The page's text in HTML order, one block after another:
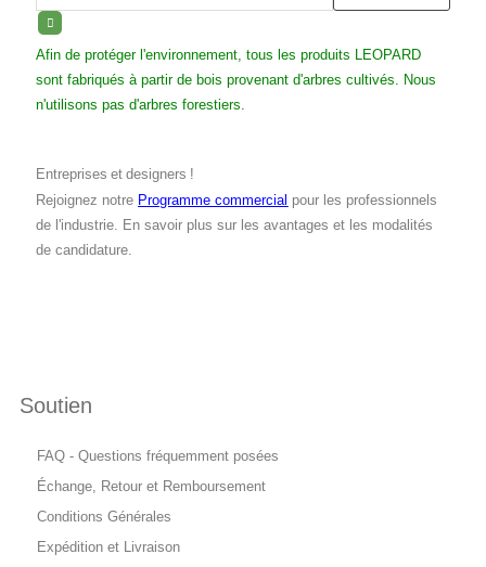
Soutien
FAQ - Questions fréquemment posées
Échange, Retour et Remboursement
Conditions Générales
Expédition et Livraison
Afin de protéger l'environnement, tous les produits LEOPARD
sont fabriqués à partir de bois provenant d'arbres cultivés. Nous
n'utilisons pas d'arbres forestiers.
Entreprises et designers !
Rejoignez notre Programme commercial pour les professionnels
de l'industrie. En savoir plus sur les avantages et les modalités
de candidature.